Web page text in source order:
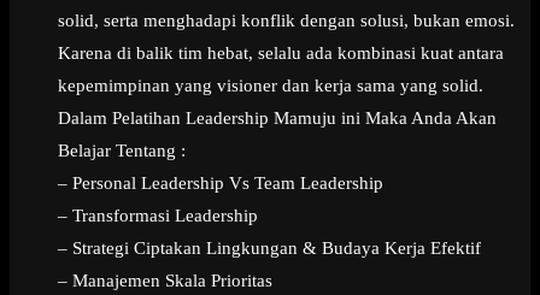
solid, serta menghadapi konflik dengan solusi, bukan emosi.
Karena di balik tim hebat, selalu ada kombinasi kuat antara
kepemimpinan yang visioner dan kerja sama yang solid.
Dalam Pelatihan Leadership Mamuju ini Maka Anda Akan
Belajar Tentang :
– Personal Leadership Vs Team Leadership
– Transformasi Leadership
– Strategi Ciptakan Lingkungan & Budaya Kerja Efektif
– Manajemen Skala Prioritas